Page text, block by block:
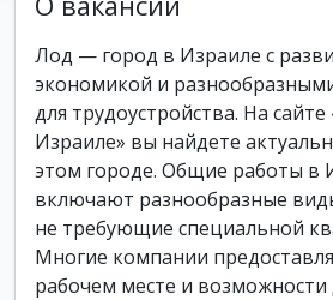
Лод — город в Израиле с
экономикой и
для трудоустройства. На сайте
Израиле» вы найдете
этом городе. Общие работы в
включают разнообразные
не требующие специальной
Многие компании
рабочем месте и возможности